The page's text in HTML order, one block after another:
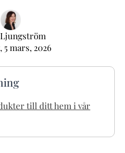
5 mars, 2026
till ditt hem i vår